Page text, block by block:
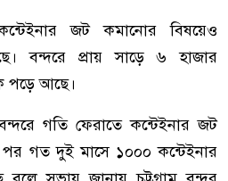
জট কমানোর বিষয়েও
বন্দরে প্রায় সাড়ে ৬ হাজার
পড়ে আছে।
গতি ফেরাতে কন্টেইনার জট
গত দুই মাসে ১০০০ কন্টেইনার